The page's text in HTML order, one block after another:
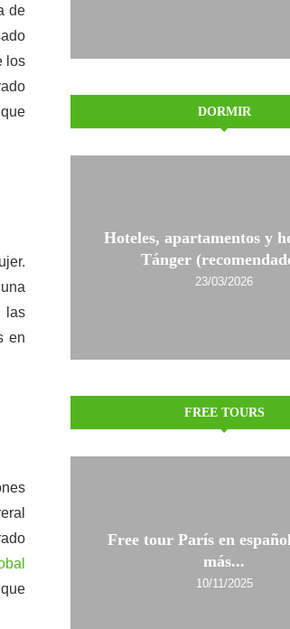
de
los
las
en
DORMIR
Hoteles, apartamentos y
Tánger
23/03/2026
FREE TOURS
Free tour París en
más...
10/11/2025